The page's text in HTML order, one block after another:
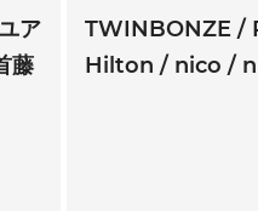
ア
藤
TWINBONZE
Hilton
nico